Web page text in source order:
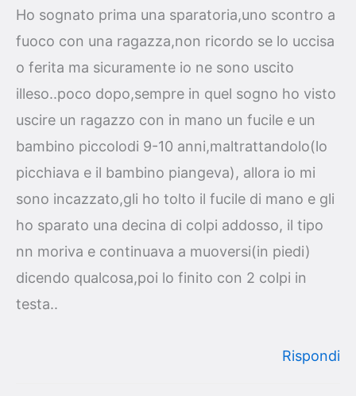
Ho sognato prima una sparatoria,uno scontro a
fuoco con una ragazza,non ricordo se lo uccisa
o ferita ma sicuramente io ne sono uscito
illeso..poco dopo,sempre in quel sogno ho visto
uscire un ragazzo con in mano un fucile e un
bambino piccolodi 9-10 anni,maltrattandolo(lo
picchiava e il bambino piangeva), allora io mi
sono incazzato,gli ho tolto il fucile di mano e gli
ho sparato una decina di colpi addosso, il tipo
nn moriva e continuava a muoversi(in piedi)
dicendo qualcosa,poi lo finito con 2 colpi in
testa..
Rispondi